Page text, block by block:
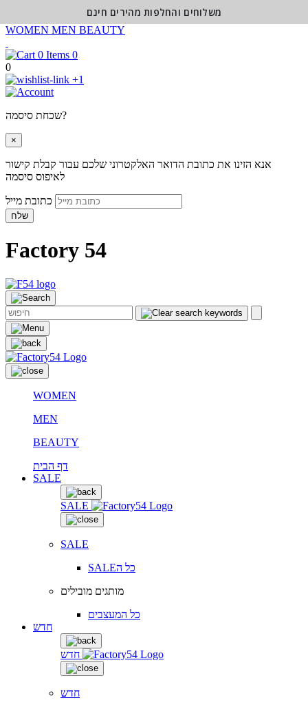
WOMEN MEN BEAUTY
0
0
+1
שכחת סיסמה?
×
אנא הזינו את כתובת הדואר האלקטרוני שלכם עבור קבלת קישור
לאיפוס סיסמה
שלח
Factory 54
WOMEN
MEN
BEAUTY
דף הבית
SALE
SALE
SALE
SALEכל ה
מותגים מובילים
כל המעצבים
חדש
חדש
חדש
משלוחים והחלפות מהירים חינם